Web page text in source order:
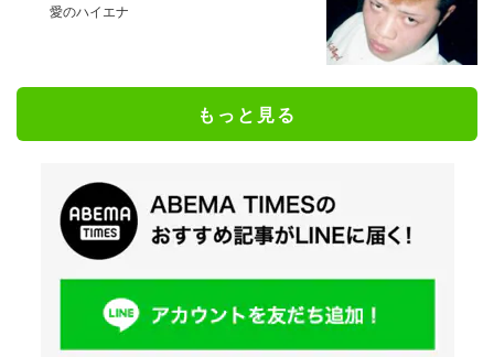
愛のハイエナ
もっと見る